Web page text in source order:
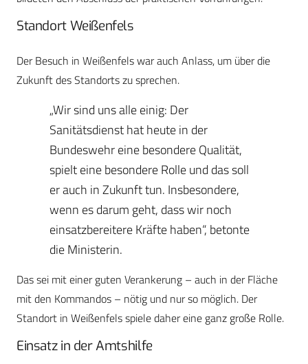
Standort Weißenfels
Der Besuch in Weißenfels war auch Anlass, um über die
Zukunft des Standorts zu sprechen.
„Wir sind uns alle einig: Der
Sanitätsdienst hat heute in der
Bundeswehr eine besondere Qualität,
spielt eine besondere Rolle und das soll
er auch in Zukunft tun. Insbesondere,
wenn es darum geht, dass wir noch
einsatzbereitere Kräfte haben“, betonte
die Ministerin.
Das sei mit einer guten Verankerung – auch in der Fläche
mit den Kommandos – nötig und nur so möglich. Der
Standort in Weißenfels spiele daher eine ganz große Rolle.
Einsatz in der Amtshilfe